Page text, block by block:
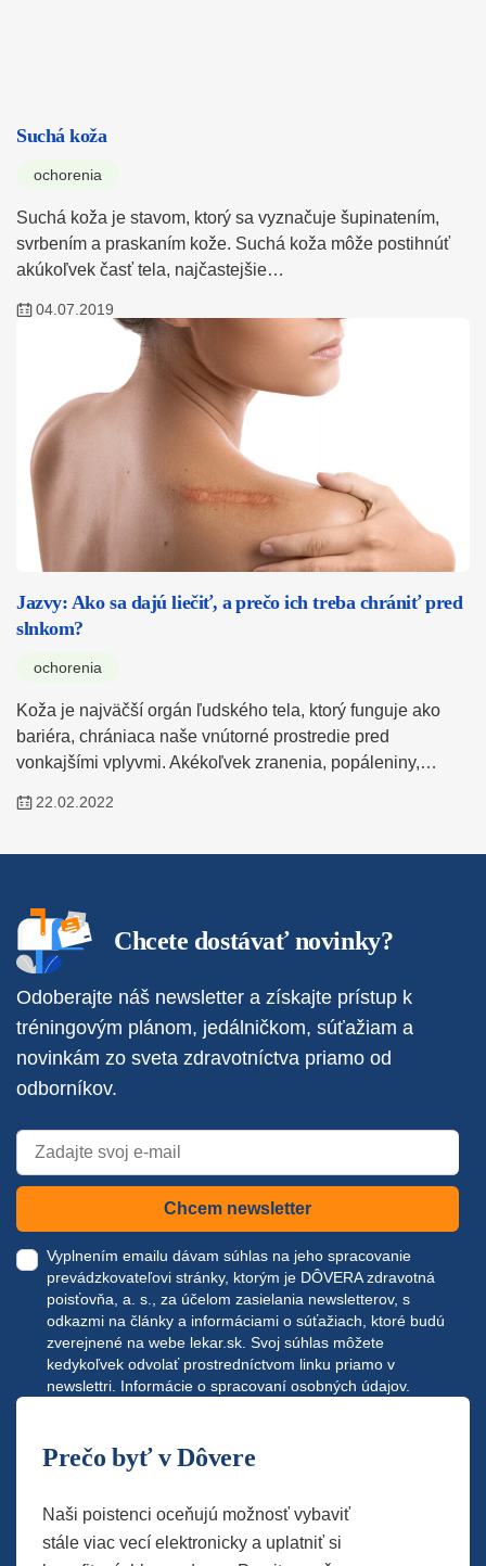
Suchá koža
ochorenia
Suchá koža je stavom, ktorý sa vyznačuje šupinatením,
svrbením a praskaním kože. Suchá koža môže postihnúť
akúkoľvek časť tela, najčastejšie…
04.07.2019
Jazvy: Ako sa dajú liečiť, a prečo ich treba chrániť pred
slnkom?
ochorenia
Koža je najväčší orgán ľudského tela, ktorý funguje ako
bariéra, chrániaca naše vnútorné prostredie pred
vonkajšími vplyvmi. Akékoľvek zranenia, popáleniny,…
22.02.2022
Chcete dostávať novinky?
Odoberajte náš newsletter a získajte prístup k
tréningovým plánom, jedálničkom, súťažiam a
novinkám zo sveta zdravotníctva priamo od
odborníkov.
Chcem newsletter
Vyplnením emailu dávam súhlas na jeho spracovanie
prevádzkovateľovi stránky, ktorým je DÔVERA zdravotná
poisťovňa, a. s., za účelom zasielania newsletterov, s
odkazmi na články a informáciami o súťažiach, ktoré budú
zverejnené na webe lekar.sk . Svoj súhlas môžete
kedykoľvek odvolať prostredníctvom linku priamo v
newslettri. Informácie o spracovaní osobných údajov.
Prečo byť v Dôvere
Naši poistenci oceňujú možnosť vybaviť
stále viac vecí elektronicky a uplatniť si